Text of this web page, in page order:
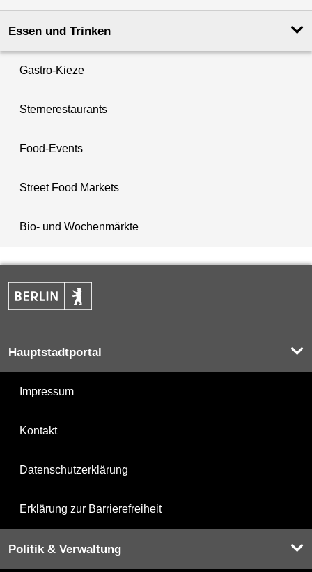
Essen und Trinken
Gastro-Kieze
Sternerestaurants
Food-Events
Street Food Markets
Bio- und Wochenmärkte
Hauptstadtportal
Impressum
Kontakt
Datenschutzerklärung
Erklärung zur Barrierefreiheit
Politik & Verwaltung